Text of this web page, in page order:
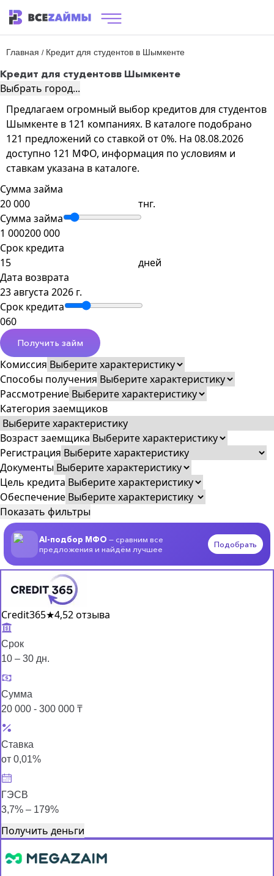
Главная / Кредит для студентов в Шымкенте
Кредит для студентовв Шымкенте
Выбрать город...
Предлагаем огромный выбор кредитов для студентов
Шымкенте в 121 компаниях. В каталоге подобрано
121 предложений со ставкой от 0%. На 08.08.2026
доступно 121 МФО, информация по условиям и
ставкам указана в каталоге.
Сумма займа
тнг.
Сумма займа
1 000200 000
Срок кредита
дней
Дата возврата
23 августа 2026 г.
Срок кредита
060
Получить займ
Комиссия
Способы получения
Рассмотрение
Категория заемщиков
Возраст заемщика
Регистрация
Документы
Цель кредита
Обеспечение
Показать фильтры
AI-подбор МФО — сравним все
предложения и найдём лучшее
Подобрать
Credit365★4,52 отзыва
Срок
10 – 30 дн.
Сумма
20 000 - 300 000 ₸
Ставка
от 0,01%
ГЭСВ
3,7% – 179%
Получить деньги